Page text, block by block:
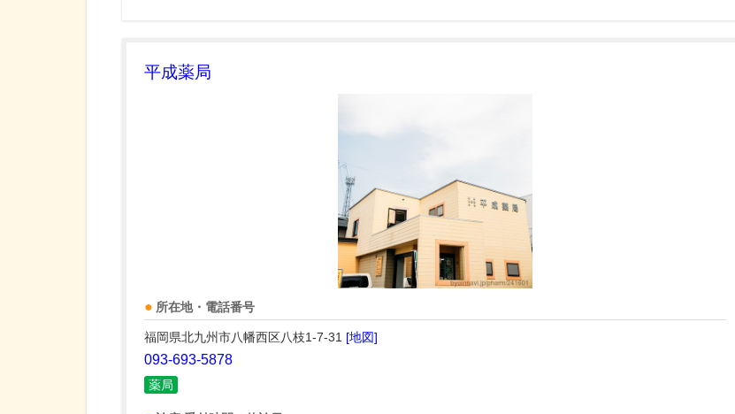
平成薬局
所在地・電話番号
福岡県北九州市八幡西区八枝1-7-31 [地図]
093-693-5878
薬局